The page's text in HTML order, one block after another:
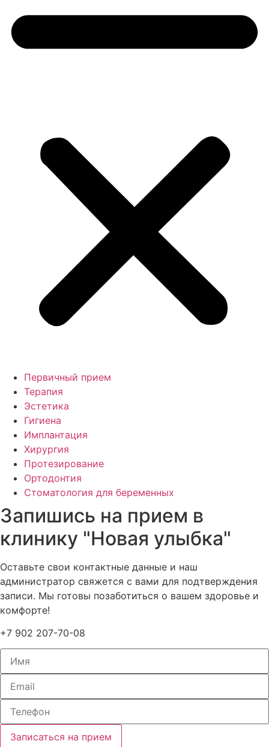
Первичный прием
Терапия
Эстетика
Гигиена
Имплантация
Хирургия
Протезирование
Ортодонтия
Стоматология для беременных
Запишись на прием в
клинику "Новая улыбка"
Оставьте свои контактные данные и наш
администратор свяжется с вами для подтверждения
записи. Мы готовы позаботиться о вашем здоровье и
комфорте!
+7 902 207-70-08
Записаться на прием